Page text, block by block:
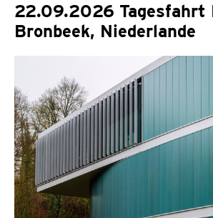
22.09.2026 Tagesfahrt
Bronbeek, Niederlande